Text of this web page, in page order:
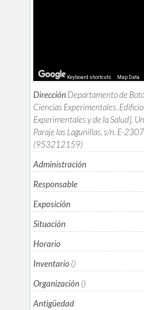
Keyboard shortcuts Map Data
Dirección Departamento de
Ciencias Experimentales.
Experimentales y de la Salud].
Paraje las Lagunillas, s/n. E-
(953212159)
Administración
Responsable
Exposición
Situación
Horario
Inventario ()
Organización ()
Antigüedad